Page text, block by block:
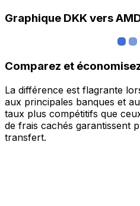
Graphique DKK vers
Comparez et
La différence est flagrante
aux principales banques et
taux plus compétitifs que
de frais cachés garantissent
transfert.